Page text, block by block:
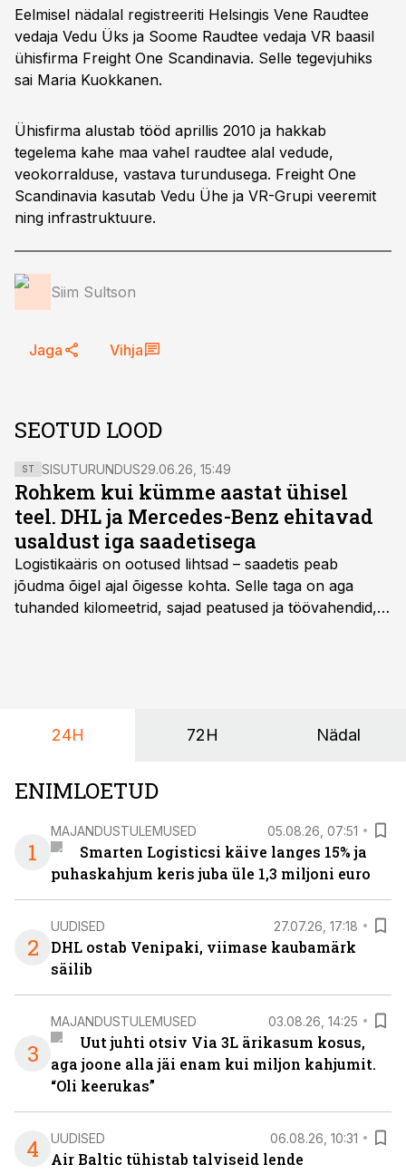
Eelmisel nädalal registreeriti Helsingis Vene Raudtee
vedaja Vedu Üks ja Soome Raudtee vedaja VR baasil
ühisfirma Freight One Scandinavia. Selle tegevjuhiks
sai Maria Kuokkanen.
Ühisfirma alustab tööd aprillis 2010 ja hakkab
tegelema kahe maa vahel raudtee alal vedude,
veokorralduse, vastava turundusega. Freight One
Scandinavia kasutab Vedu Ühe ja VR-Grupi veeremit
ning infrastruktuure.
Siim Sultson
Jaga Vihja
SEOTUD LOOD
ST SISUTURUNDUS29.06.26, 15:49
Rohkem kui kümme aastat ühisel
teel. DHL ja Mercedes-Benz ehitavad
usaldust iga saadetisega
Logistikaäris on ootused lihtsad – saadetis peab
jõudma õigel ajal õigesse kohta. Selle taga on aga
tuhanded kilomeetrid, sajad peatused ja töövahendid,
24H 72H Nädal
ENIMLOETUD
1
MAJANDUSTULEMUSED 05.08.26, 07:51
Smarten Logisticsi käive langes 15% ja
puhaskahjum keris juba üle 1,3 miljoni euro
2
UUDISED 27.07.26, 17:18
DHL ostab Venipaki, viimase kaubamärk
säilib
3
MAJANDUSTULEMUSED 03.08.26, 14:25
Uut juhti otsiv Via 3L ärikasum kosus,
aga joone alla jäi enam kui miljon kahjumit.
“Oli keerukas”
4 UUDISED 06.08.26, 10:31
Air Baltic tühistab talviseid lende